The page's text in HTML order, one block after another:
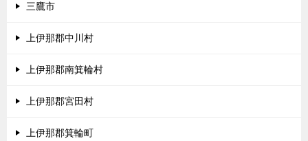
三鷹市
上伊那郡中川村
上伊那郡南箕輪村
上伊那郡宮田村
上伊那郡箕輪町